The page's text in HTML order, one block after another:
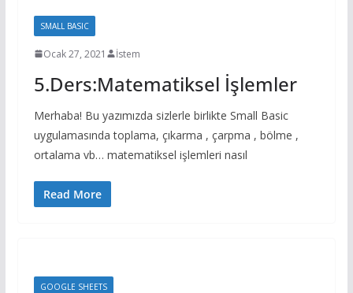
SMALL BASIC
Ocak 27, 2021 İstem
5.Ders:Matematiksel İşlemler
Merhaba! Bu yazımızda sizlerle birlikte Small Basic
uygulamasında toplama, çıkarma , çarpma , bölme ,
ortalama vb… matematiksel işlemleri nasıl
Read More
GOOGLE SHEETS